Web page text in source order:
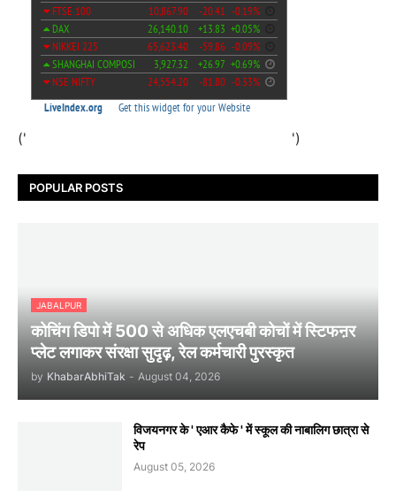
(' ')
POPULAR POSTS
JABALPUR
कोचिंग डिपो में 500 से अधिक एलएचबी कोचों में स्टिफऩर
प्लेट लगाकर संरक्षा सुदृढ़, रेल कर्मचारी पुरस्कृत
by KhabarAbhiTak - August 04, 2026
विजयनगर के ' एआर कैफे ' में स्कूल की नाबालिग छात्रा से
रेप
August 05, 2026